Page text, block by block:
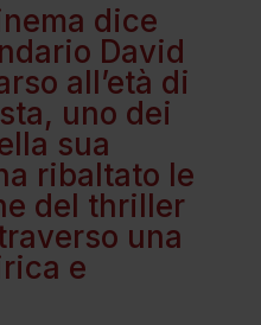
dice
David
all’età di
uno dei
sua
ribaltato le
del thriller
una
e